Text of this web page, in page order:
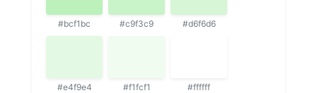
#bcf1bc #c9f3c9 #d6f6d6
#e4f9e4 #f1fcf1 #ffffff